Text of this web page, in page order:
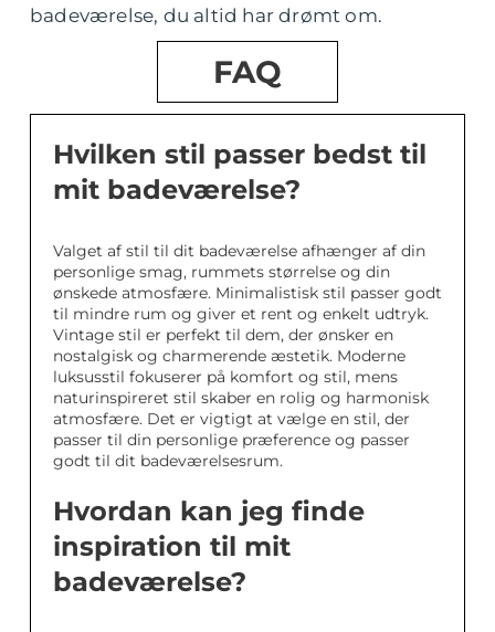
badeværelse, du altid har drømt om.
FAQ
Hvilken stil passer bedst til
mit badeværelse?
Valget af stil til dit badeværelse afhænger af din
personlige smag, rummets størrelse og din
ønskede atmosfære. Minimalistisk stil passer godt
til mindre rum og giver et rent og enkelt udtryk.
Vintage stil er perfekt til dem, der ønsker en
nostalgisk og charmerende æstetik. Moderne
luksusstil fokuserer på komfort og stil, mens
naturinspireret stil skaber en rolig og harmonisk
atmosfære. Det er vigtigt at vælge en stil, der
passer til din personlige præference og passer
godt til dit badeværelsesrum.
Hvordan kan jeg finde
inspiration til mit
badeværelse?